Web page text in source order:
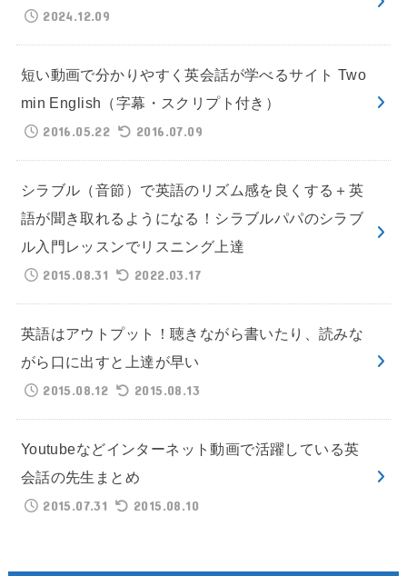
2024.12.09
短い動画で分かりやすく英会話が学べるサイト Two
min English（字幕・スクリプト付き）
2016.05.22
2016.07.09
シラブル（音節）で英語のリズム感を良くする＋英
語が聞き取れるようになる！シラブルパパのシラブ
ル入門レッスンでリスニング上達
2015.08.31
2022.03.17
英語はアウトプット！聴きながら書いたり、読みな
がら口に出すと上達が早い
2015.08.12
2015.08.13
Youtubeなどインターネット動画で活躍している英
会話の先生まとめ
2015.07.31
2015.08.10